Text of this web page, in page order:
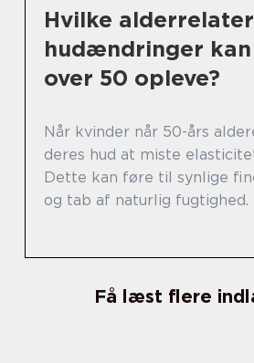
Hvilke
hudændringer
over 50 opleve?
Når kvinder når 50-års
deres hud at miste
Dette kan føre til synlige
og tab af naturlig fugtighed.
Få læst flere